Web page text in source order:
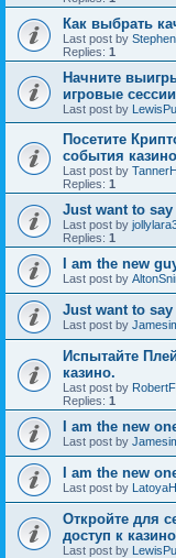
Как выбрать
Last post by
Replies: 1
Начните
игровые
Last post by
Посетите
события
Last post by
Replies: 1
Just want to say
Last post by
Replies: 1
I am the new
Last post by
Just want to say
Last post by
Испытайте
казино.
Last post by
Replies: 1
I am the new
Last post by
I am the new
Last post by
Откройте для
доступ к
Last post by